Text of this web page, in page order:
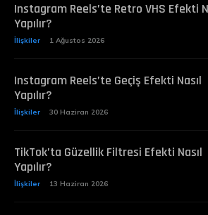
Instagram Reels’te Retro VHS Efekti
Yapılır?
İlişkiler 1 Ağustos 2026
Instagram Reels’te Geçiş Efekti Nasıl
Yapılır?
İlişkiler 30 Haziran 2026
TikTok’ta Güzellik Filtresi Efekti Nasıl
Yapılır?
İlişkiler 13 Haziran 2026